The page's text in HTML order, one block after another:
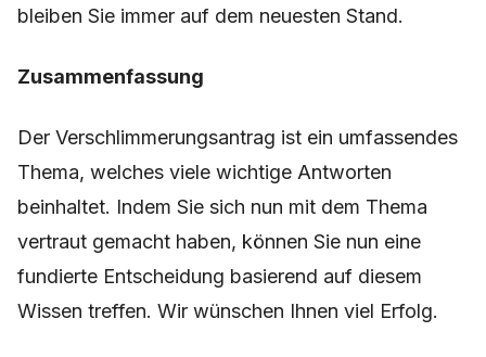
bleiben Sie immer auf dem neuesten Stand.
Zusammenfassung
Der Verschlimmerungsantrag ist ein umfassendes
Thema, welches viele wichtige Antworten
beinhaltet. Indem Sie sich nun mit dem Thema
vertraut gemacht haben, können Sie nun eine
fundierte Entscheidung basierend auf diesem
Wissen treffen. Wir wünschen Ihnen viel Erfolg.